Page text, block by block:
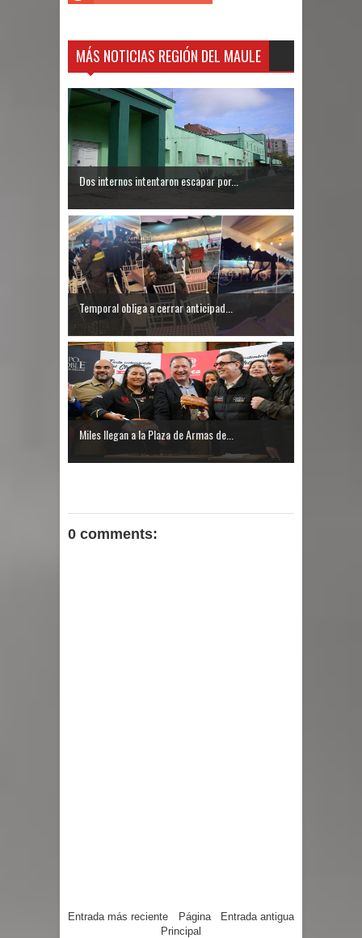
MÁS NOTICIAS REGIÓN DEL MAULE
Dos internos intentaron escapar por...
Temporal obliga a cerrar anticipad...
Miles llegan a la Plaza de Armas de...
0 comments:
Entrada más reciente Entrada antigua
Página
Principal